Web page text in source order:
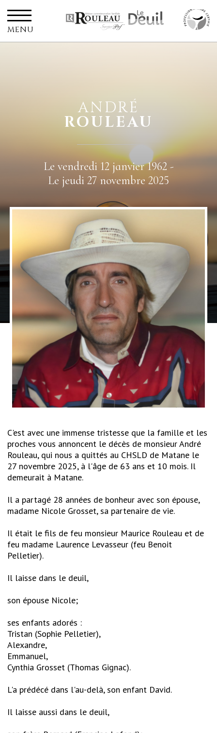
MENU
ANDRÉ
ROULEAU
Le vendredi 12 janvier 1962 -
Le jeudi 27 novembre 2025
C'est avec une immense tristesse que la famille et les
proches vous annoncent le décès de monsieur André
Rouleau, qui nous a quittés au CHSLD de Matane le
27 novembre 2025, à l'âge de 63 ans et 10 mois. Il
demeurait à Matane.
Il a partagé 28 années de bonheur avec son épouse,
madame Nicole Grosset, sa partenaire de vie.
Il était le fils de feu monsieur Maurice Rouleau et de
feu madame Laurence Levasseur (feu Benoit
Pelletier).
Il laisse dans le deuil,
son épouse Nicole;
ses enfants adorés :
Tristan (Sophie Pelletier),
Alexandre,
Emmanuel,
Cynthia Grosset (Thomas Gignac).
L'a prédécé dans l'au-delà, son enfant David.
Il laisse aussi dans le deuil,